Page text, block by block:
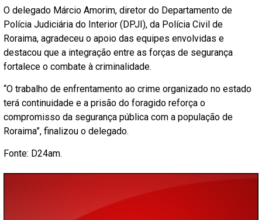
O delegado Márcio Amorim, diretor do Departamento de
Polícia Judiciária do Interior (DPJI), da Polícia Civil de
Roraima, agradeceu o apoio das equipes envolvidas e
destacou que a integração entre as forças de segurança
fortalece o combate à criminalidade.
“O trabalho de enfrentamento ao crime organizado no estado
terá continuidade e a prisão do foragido reforça o
compromisso da segurança pública com a população de
Roraima”, finalizou o delegado.
Fonte: D24am.